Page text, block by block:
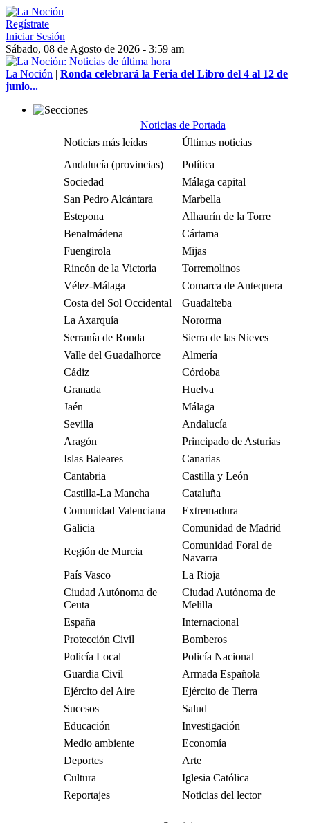
Regístrate
Iniciar Sesión
Sábado, 08 de Agosto de 2026 - 3:59 am
La Noción | Ronda celebrará la Feria del Libro del 4 al 12 de
junio...
Noticias de Portada
Noticias más leídas
Últimas noticias
Andalucía (provincias)
Política
Sociedad
Málaga capital
San Pedro Alcántara
Marbella
Estepona
Alhaurín de la Torre
Benalmádena
Cártama
Fuengirola
Mijas
Rincón de la Victoria
Torremolinos
Vélez-Málaga
Comarca de Antequera
Costa del Sol Occidental
Guadalteba
La Axarquía
Nororma
Serranía de Ronda
Sierra de las Nieves
Valle del Guadalhorce
Almería
Cádiz
Córdoba
Granada
Huelva
Jaén
Málaga
Sevilla
Andalucía
Aragón
Principado de Asturias
Islas Baleares
Canarias
Cantabria
Castilla y León
Castilla-La Mancha
Cataluña
Comunidad Valenciana
Extremadura
Galicia
Comunidad de Madrid
Región de Murcia
Comunidad Foral de
Navarra
País Vasco
La Rioja
Ciudad Autónoma de
Ceuta
Ciudad Autónoma de
Melilla
España
Internacional
Protección Civil
Bomberos
Policía Local
Policía Nacional
Guardia Civil
Armada Española
Ejército del Aire
Ejército de Tierra
Sucesos
Salud
Educación
Investigación
Medio ambiente
Economía
Deportes
Arte
Cultura
Iglesia Católica
Reportajes
Noticias del lector